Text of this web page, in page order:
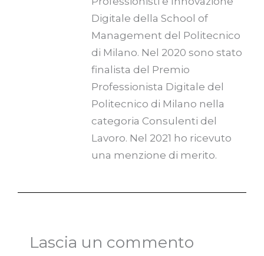
Digitale della School of
Management del Politecnico
di Milano. Nel 2020 sono stato
finalista del Premio
Professionista Digitale del
Politecnico di Milano nella
categoria Consulenti del
Lavoro. Nel 2021 ho ricevuto
una menzione di merito.
Lascia un commento